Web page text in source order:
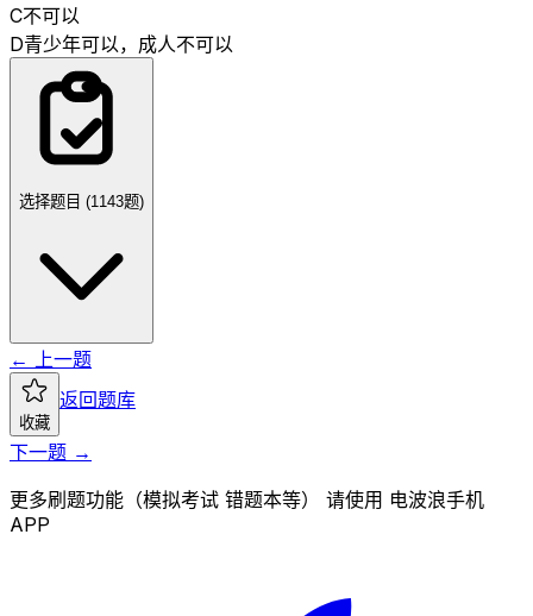
C不可以
D青少年可以，成人不可以
选择题目 (1143题)
← 上一题
收藏
返回题库
下一题 →
更多刷题功能（模拟考试 错题本等） 请使用 电波浪手机
APP